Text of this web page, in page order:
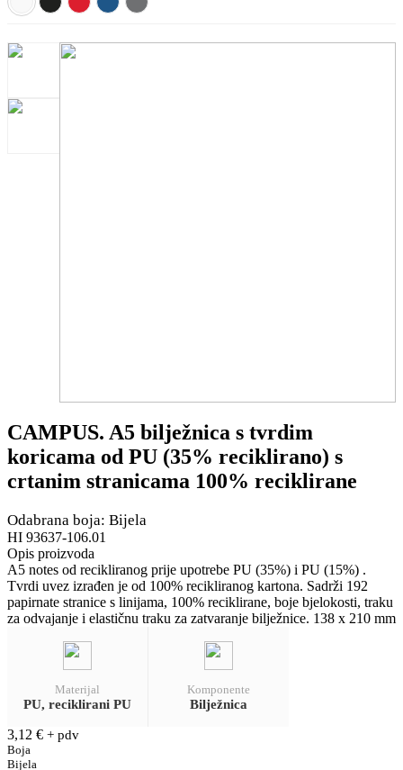
CAMPUS. A5 bilježnica s tvrdim
koricama od PU (35% reciklirano) s
crtanim stranicama 100% reciklirane
Odabrana boja: Bijela
HI 93637-106.01
Opis proizvoda
A5 notes od recikliranog prije upotrebe PU (35%) i PU (15%) .
Tvrdi uvez izrađen je od 100% recikliranog kartona. Sadrži 192
papirnate stranice s linijama, 100% reciklirane, boje bjelokosti, traku
za odvajanje i elastičnu traku za zatvaranje bilježnice. 138 x 210 mm
Materijal
PU, reciklirani PU
Komponente
Bilježnica
3,12 € + pdv
Boja
Bijela